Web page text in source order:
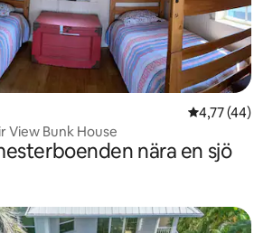
4,77 av 5 i
4,77 (44)
View Bunk House
nära en sjö